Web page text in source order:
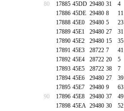
80
17885 45DD 29480 31 4
17886 45DE 29480 8 11
17888 45E0 29480 5 23
17889 45E1 29480 27 31
17890 45E2 29480 15 35
17891 45E3 28722 7 41
17892 45E4 28722 20 5
17893 45E5 28722 38 7
17894 45E6 29480 27 39
17895 45E7 29480 9 63
90
17896 45E8 29480 37 49
17898 45EA 29480 30 52